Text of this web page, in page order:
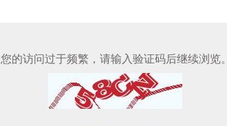
您的访问过于频繁，请输入验证码后继续浏览。